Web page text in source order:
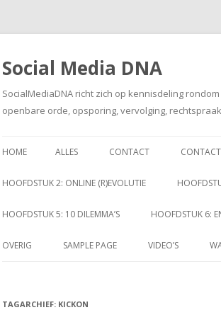
Social Media DNA
SocialMediaDNA richt zich op kennisdeling
openbare orde, opsporing, vervolging,
HOME ALLES CONTACT CONTACT
HOOFDSTUK 2: ONLINE (R)EVOLUTIE
HOOFDSTUK 5: 10 DILEMMA’S HOOFDSTUK 6:
OVERIG SAMPLE PAGE VIDEO’S
TAGARCHIEF: KICKON